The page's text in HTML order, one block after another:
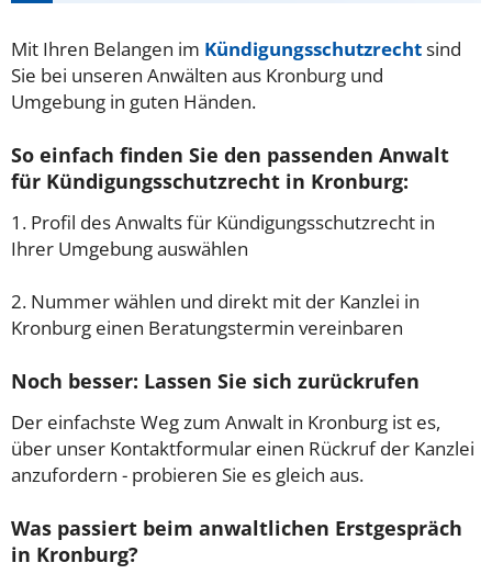
Mit Ihren Belangen im Kündigungsschutzrechtsind
Sie bei unseren Anwälten aus Kronburg und
Umgebung in guten Händen.
So einfach finden Sie den passenden Anwalt
für Kündigungsschutzrecht in Kronburg:
1. Profil des Anwalts für Kündigungsschutzrecht in
Ihrer Umgebung auswählen
2. Nummer wählen und direkt mit der Kanzlei in
Kronburg einen Beratungstermin vereinbaren
Noch besser: Lassen Sie sich zurückrufen
Der einfachste Weg zum Anwalt in Kronburg ist es,
über unser Kontaktformular einen Rückruf der Kanzlei
anzufordern - probieren Sie es gleich aus.
Was passiert beim anwaltlichen Erstgespräch
in Kronburg?